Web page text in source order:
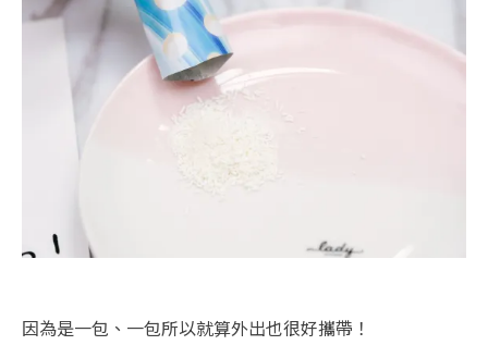
因為是一包、一包所以就算外出也很好攜帶！